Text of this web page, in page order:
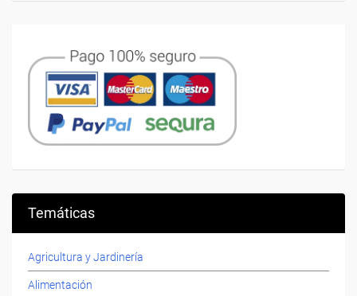
Temáticas
Agricultura y Jardinería
Alimentación